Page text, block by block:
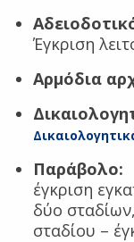
Έγκριση
Αρμόδια
Παράβολο:
έγκριση
δύο
σταδίου –